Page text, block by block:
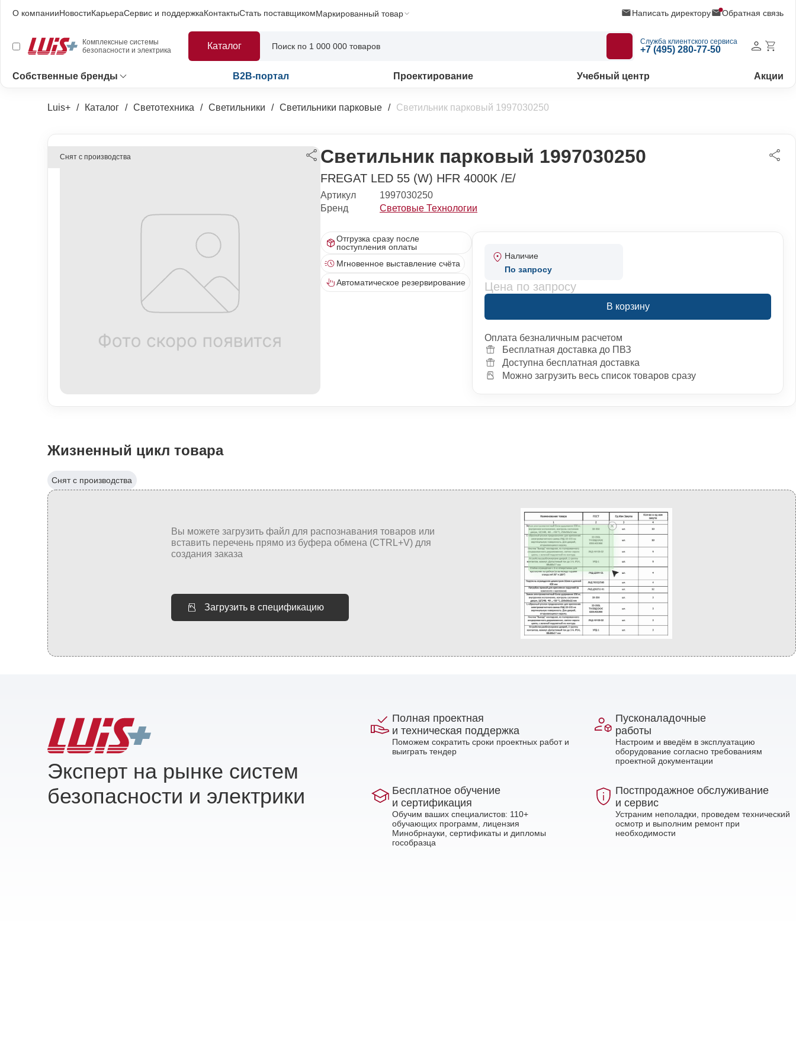
О компанииНовостиКарьераСервис и поддержкаКонтактыСтать поставщикомМаркированный товар Написать директору Обратная связь
Комплексные системы
безопасности и электрика
Каталог Служба клиентского сервиса
+7 (495) 280-77-50
Собственные бренды B2B-портал Проектирование Учебный центр Акции
Luis+ Каталог Светотехника Светильники Светильники парковые Светильник парковый 1997030250
Снят с производства Светильник парковый 1997030250
FREGAT LED 55 (W) HFR 4000K /E/
Артикул
1997030250
Бренд
Световые Технологии
Отгрузка сразу после
поступления оплаты
Мгновенное выставление счёта
Автоматическое резервирование
Наличие
По запросу
Цена по запросу
В корзину
Оплата безналичным расчетом
Бесплатная доставка до ПВЗ
Доступна бесплатная доставка
Можно загрузить весь список товаров сразу
Жизненный цикл товара
Снят с производства
Загрузить в спецификацию
Эксперт на рынке систем
безопасности и электрики
Полная проектная
и техническая поддержка
Поможем сократить сроки проектных работ и
выиграть тендер
Пусконаладочные
работы
Настроим и введём в эксплуатацию
оборудование согласно требованиям
проектной документации
Бесплатное обучение
и сертификация
Обучим ваших специалистов: 110+
обучающих программ, лицензия
Минобрнауки, сертификаты и дипломы
гособразца
Постпродажное обслуживание
и сервис
Устраним неполадки, проведем технический
осмотр и выполним ремонт при
необходимости